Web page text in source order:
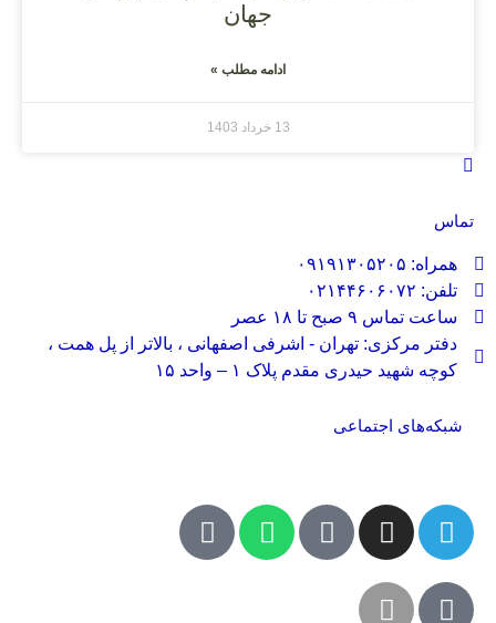
جهان
ادامه مطلب »
13 خرداد 1403
تماس
همراه: ۰۹۱۹۱۳۰۵۲۰۵
تلفن: ۰۲۱۴۴۶۰۶۰۷۲
ساعت تماس ۹ صبح تا ۱۸ عصر
دفتر مرکزی: تهران - اشرفی اصفهانی ، بالاتر از پل همت ،
کوچه شهید حیدری مقدم پلاک ۱ – واحد ۱۵
شبکه‌های اجتماعی